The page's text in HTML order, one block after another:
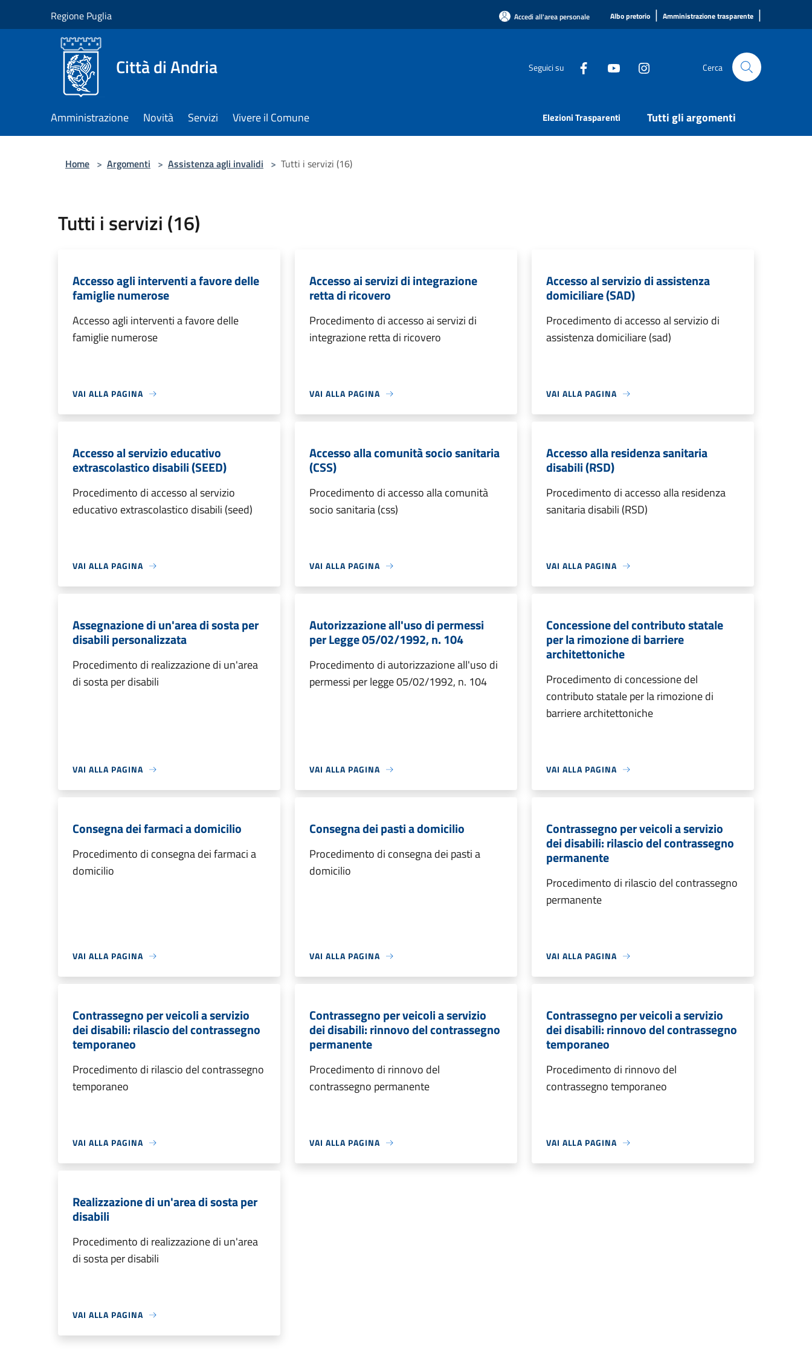
Regione Puglia Accedi all'area personale Albo pretorio | Amministrazione trasparente |
Città di Andria Seguici su Cerca
Amministrazione Novità Servizi Vivere il Comune Elezioni Trasparenti Tutti gli argomenti
Home > Argomenti > Assistenza agli invalidi > Tutti i servizi (16)
Tutti i servizi (16)
Accesso agli interventi a favore delle
famiglie numerose
Accesso agli interventi a favore delle
famiglie numerose
VAI ALLA PAGINA
Accesso ai servizi di integrazione
retta di ricovero
Procedimento di accesso ai servizi di
integrazione retta di ricovero
VAI ALLA PAGINA
Accesso al servizio di assistenza
domiciliare (SAD)
Procedimento di accesso al servizio di
assistenza domiciliare (sad)
VAI ALLA PAGINA
Accesso al servizio educativo
extrascolastico disabili (SEED)
Procedimento di accesso al servizio
educativo extrascolastico disabili (seed)
VAI ALLA PAGINA
Accesso alla comunità socio sanitaria
(CSS)
Procedimento di accesso alla comunità
socio sanitaria (css)
VAI ALLA PAGINA
Accesso alla residenza sanitaria
disabili (RSD)
Procedimento di accesso alla residenza
sanitaria disabili (RSD)
VAI ALLA PAGINA
Assegnazione di un'area di sosta per
disabili personalizzata
Procedimento di realizzazione di un'area
di sosta per disabili
VAI ALLA PAGINA
Autorizzazione all'uso di permessi
per Legge 05/02/1992, n. 104
Procedimento di autorizzazione all'uso di
permessi per legge 05/02/1992, n. 104
VAI ALLA PAGINA
Concessione del contributo statale
per la rimozione di barriere
architettoniche
Procedimento di concessione del
contributo statale per la rimozione di
barriere architettoniche
VAI ALLA PAGINA
Consegna dei farmaci a domicilio
Procedimento di consegna dei farmaci a
domicilio
VAI ALLA PAGINA
Consegna dei pasti a domicilio
Procedimento di consegna dei pasti a
domicilio
VAI ALLA PAGINA
Contrassegno per veicoli a servizio
dei disabili: rilascio del contrassegno
permanente
Procedimento di rilascio del contrassegno
permanente
VAI ALLA PAGINA
Contrassegno per veicoli a servizio
dei disabili: rilascio del contrassegno
temporaneo
Procedimento di rilascio del contrassegno
temporaneo
VAI ALLA PAGINA
Contrassegno per veicoli a servizio
dei disabili: rinnovo del contrassegno
permanente
Procedimento di rinnovo del
contrassegno permanente
VAI ALLA PAGINA
Contrassegno per veicoli a servizio
dei disabili: rinnovo del contrassegno
temporaneo
Procedimento di rinnovo del
contrassegno temporaneo
VAI ALLA PAGINA
Realizzazione di un'area di sosta per
disabili
Procedimento di realizzazione di un'area
di sosta per disabili
VAI ALLA PAGINA